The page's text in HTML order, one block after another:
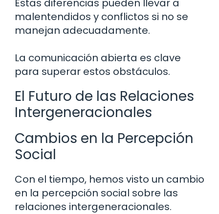
Estas diferencias pueden llevar a
malentendidos y conflictos si no se
manejan adecuadamente.
La comunicación abierta es clave
para superar estos obstáculos.
El Futuro de las Relaciones
Intergeneracionales
Cambios en la Percepción
Social
Con el tiempo, hemos visto un cambio
en la percepción social sobre las
relaciones intergeneracionales.